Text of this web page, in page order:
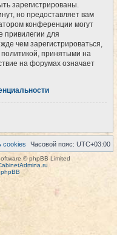
зарегистрированы.
но предоставляет вам
конференции могут
привилегии для
чем зарегистрироваться,
принятыми на
на форумах означает
Часовой пояс: UTC+03:00
cookies
© phpBB Limited